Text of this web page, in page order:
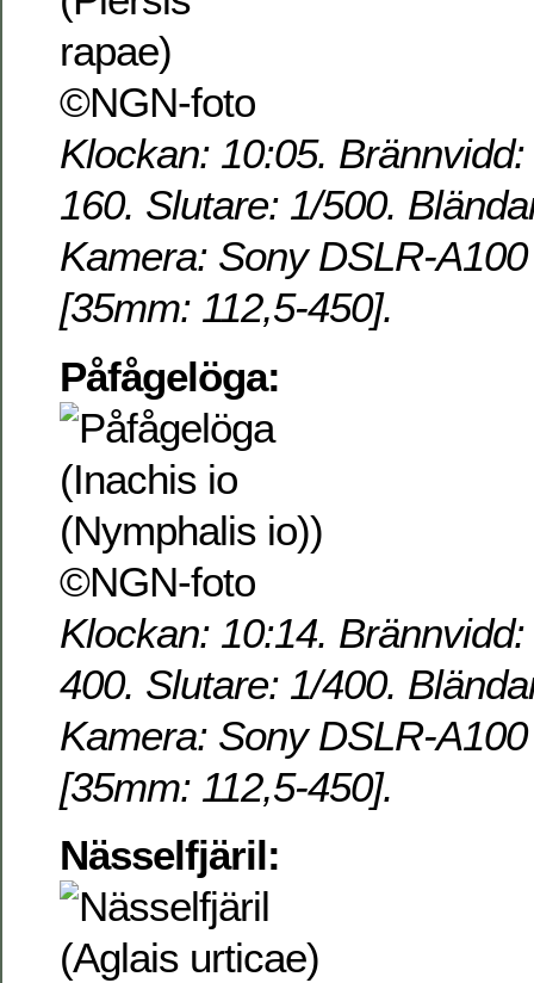
Klockan: 10:05.
160. Slutare: 1/500.
Kamera: Sony DSLR-
[35mm: 112,5-450].
Påfågelöga:
Klockan: 10:14.
400. Slutare: 1/400.
Kamera: Sony DSLR-
[35mm: 112,5-450].
Nässelfjäril: